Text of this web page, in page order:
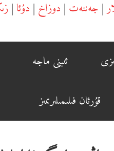
|جەننەت|دوزاخ|دۇئا|
ئىبنى ماجە
قۇرئان فىلىمىلىرىمىز